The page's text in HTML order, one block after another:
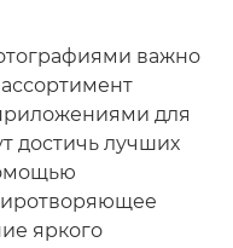
важно
для
достичь лучших
яркого